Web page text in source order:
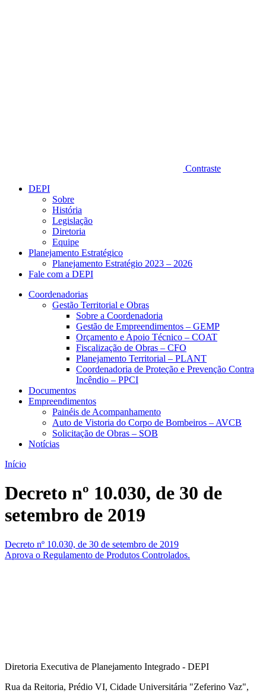
Contraste
DEPI
Sobre
História
Legislação
Diretoria
Equipe
Planejamento Estratégico
Planejamento Estratégio 2023 – 2026
Fale com a DEPI
Coordenadorias
Gestão Territorial e Obras
Sobre a Coordenadoria
Gestão de Empreendimentos – GEMP
Orçamento e Apoio Técnico – COAT
Fiscalização de Obras – CFO
Planejamento Territorial – PLANT
Coordenadoria de Proteção e Prevenção Contra
Incêndio – PPCI
Documentos
Empreendimentos
Painéis de Acompanhamento
Auto de Vistoria do Corpo de Bombeiros – AVCB
Solicitação de Obras – SOB
Notícias
Início
Decreto nº 10.030, de 30 de
setembro de 2019
Decreto nº 10.030, de 30 de setembro de 2019
Aprova o Regulamento de Produtos Controlados.
Diretoria Executiva de Planejamento Integrado - DEPI
Rua da Reitoria, Prédio VI, Cidade Universitária "Zeferino Vaz",